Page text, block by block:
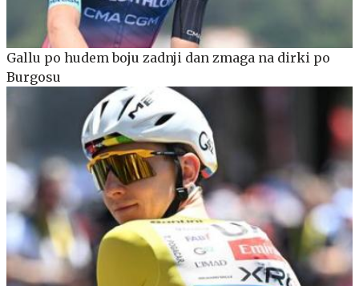
Gallu po hudem boju zadnji dan zmaga na dirki po
Burgosu